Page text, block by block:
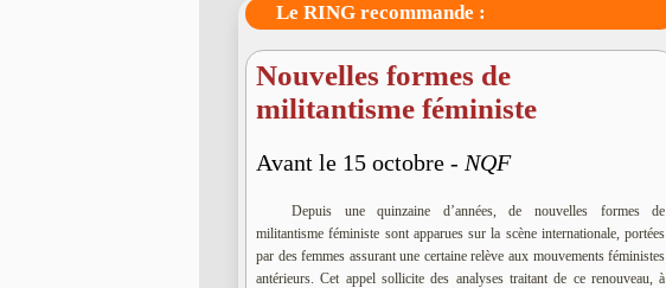
Le RING recommande :
Nouvelles formes de
militantisme féministe
Avant le 15 octobre - NQF
Depuis une quinzaine d’années, de nouvelles formes de
militantisme féministe sont apparues sur la scène internationale, portées
par des femmes assurant une certaine relève aux mouvements féministes
antérieurs. Cet appel sollicite des analyses traitant de ce renouveau, à